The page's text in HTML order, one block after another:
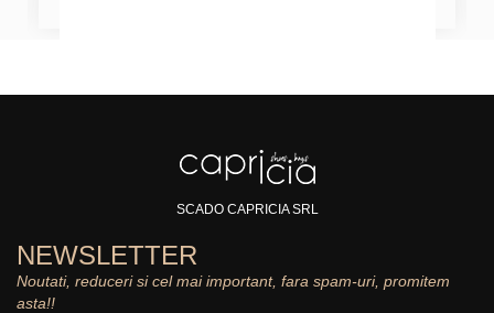
SCADO CAPRICIA SRL
NEWSLETTER
Noutati, reduceri si cel mai important, fara spam-uri, promitem
asta!!